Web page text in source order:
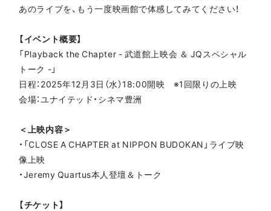
あのライブを、もう一度映画館で体感してみてください！
【イベント概要】
「Playback the Chapter - 武道館上映会 ＆ JQスペシャル
トーク -」
日程：2025年12月3日（水）18:00開映 ※1回限りの上映
会場：ユナイテッド・シネマ豊洲
＜上映内容＞
・「CLOSE A CHAPTER at NIPPON BUDOKAN」ライブ映
像上映
・Jeremy Quartus本人登壇＆トーク
【チケット】